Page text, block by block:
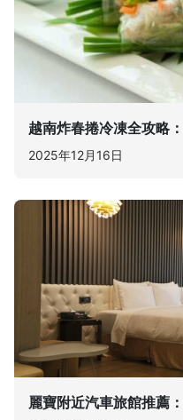
越南炸春捲冷凍全攻略
2025年12月16日
麗寶附近汽車旅館推薦